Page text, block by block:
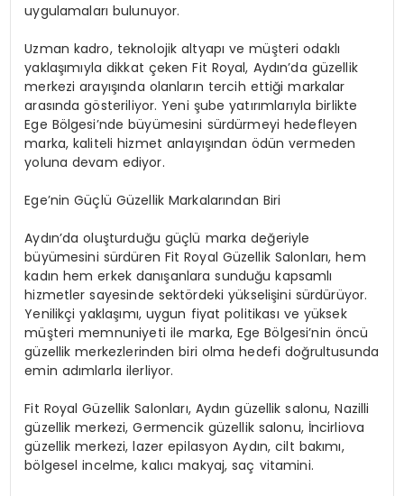
uygulamaları bulunuyor.
Uzman kadro, teknolojik altyapı ve müşteri odaklı
yaklaşımıyla dikkat çeken Fit Royal, Aydın’da güzellik
merkezi arayışında olanların tercih ettiği markalar
arasında gösteriliyor. Yeni şube yatırımlarıyla birlikte
Ege Bölgesi’nde büyümesini sürdürmeyi hedefleyen
marka, kaliteli hizmet anlayışından ödün vermeden
yoluna devam ediyor.
Ege’nin Güçlü Güzellik Markalarından Biri
Aydın’da oluşturduğu güçlü marka değeriyle
büyümesini sürdüren Fit Royal Güzellik Salonları, hem
kadın hem erkek danışanlara sunduğu kapsamlı
hizmetler sayesinde sektördeki yükselişini sürdürüyor.
Yenilikçi yaklaşımı, uygun fiyat politikası ve yüksek
müşteri memnuniyeti ile marka, Ege Bölgesi’nin öncü
güzellik merkezlerinden biri olma hedefi doğrultusunda
emin adımlarla ilerliyor.
Fit Royal Güzellik Salonları, Aydın güzellik salonu, Nazilli
güzellik merkezi, Germencik güzellik salonu, İncirliova
güzellik merkezi, lazer epilasyon Aydın, cilt bakımı,
bölgesel incelme, kalıcı makyaj, saç vitamini.